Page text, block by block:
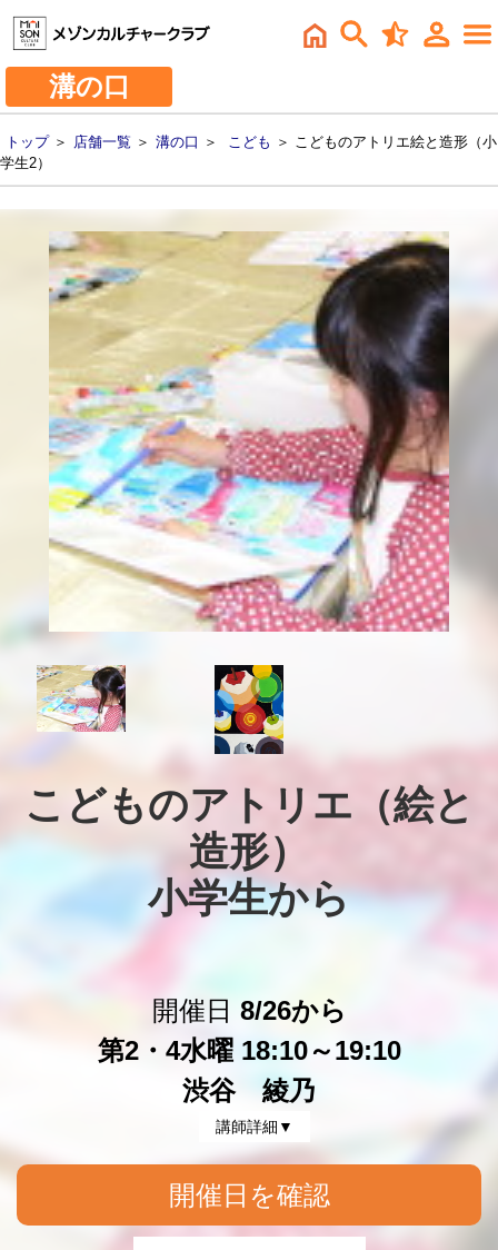
溝の口
トップ＞ 店舗一覧 ＞ 溝の口 ＞ こども ＞ こどものアトリエ絵と造形（小
学生2）
こどものアトリエ（絵と
造形）
小学生から
開催日 8/26から
第2・4水曜 18:10～19:10
渋谷 綾乃
講師詳細▼
開催日を確認